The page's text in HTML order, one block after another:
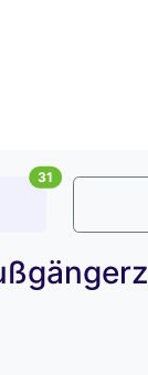
31